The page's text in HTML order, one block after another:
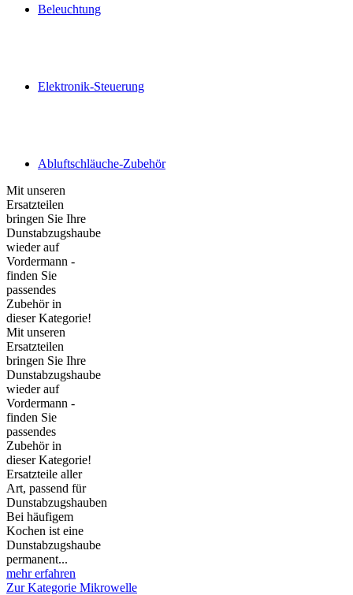
Beleuchtung
Elektronik-Steuerung
Abluftschläuche-Zubehör
Mit unseren
Ersatzteilen
bringen Sie Ihre
Dunstabzugshaube
wieder auf
Vordermann -
finden Sie
passendes
Zubehör in
dieser Kategorie!
Mit unseren
Ersatzteilen
bringen Sie Ihre
Dunstabzugshaube
wieder auf
Vordermann -
finden Sie
passendes
Zubehör in
dieser Kategorie!
Ersatzteile aller
Art, passend für
Dunstabzugshauben
Bei häufigem
Kochen ist eine
Dunstabzugshaube
permanent...
mehr erfahren
Zur Kategorie Mikrowelle